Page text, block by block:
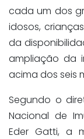
cada um dos
idosos,
da
ampliação da
acima dos seis
Segundo o
Nacional de
Eder Gatti, a